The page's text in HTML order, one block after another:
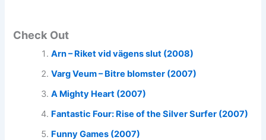
Check Out
Arn – Riket vid vägens slut (2008)
Varg Veum – Bitre blomster (2007)
A Mighty Heart (2007)
Fantastic Four: Rise of the Silver Surfer (2007)
Funny Games (2007)